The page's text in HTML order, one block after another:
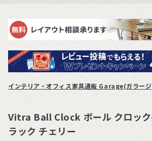
インテリア・オフィス家具通販 Garage(ガラー
Vitra Ball Clock ボール クロッ
ラック チェリー